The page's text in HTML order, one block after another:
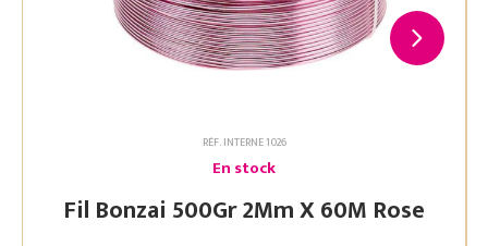
RÉF. INTERNE 1026
En stock
Fil Bonzai 500Gr 2Mm X 60M Rose